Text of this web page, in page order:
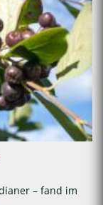
– fand im